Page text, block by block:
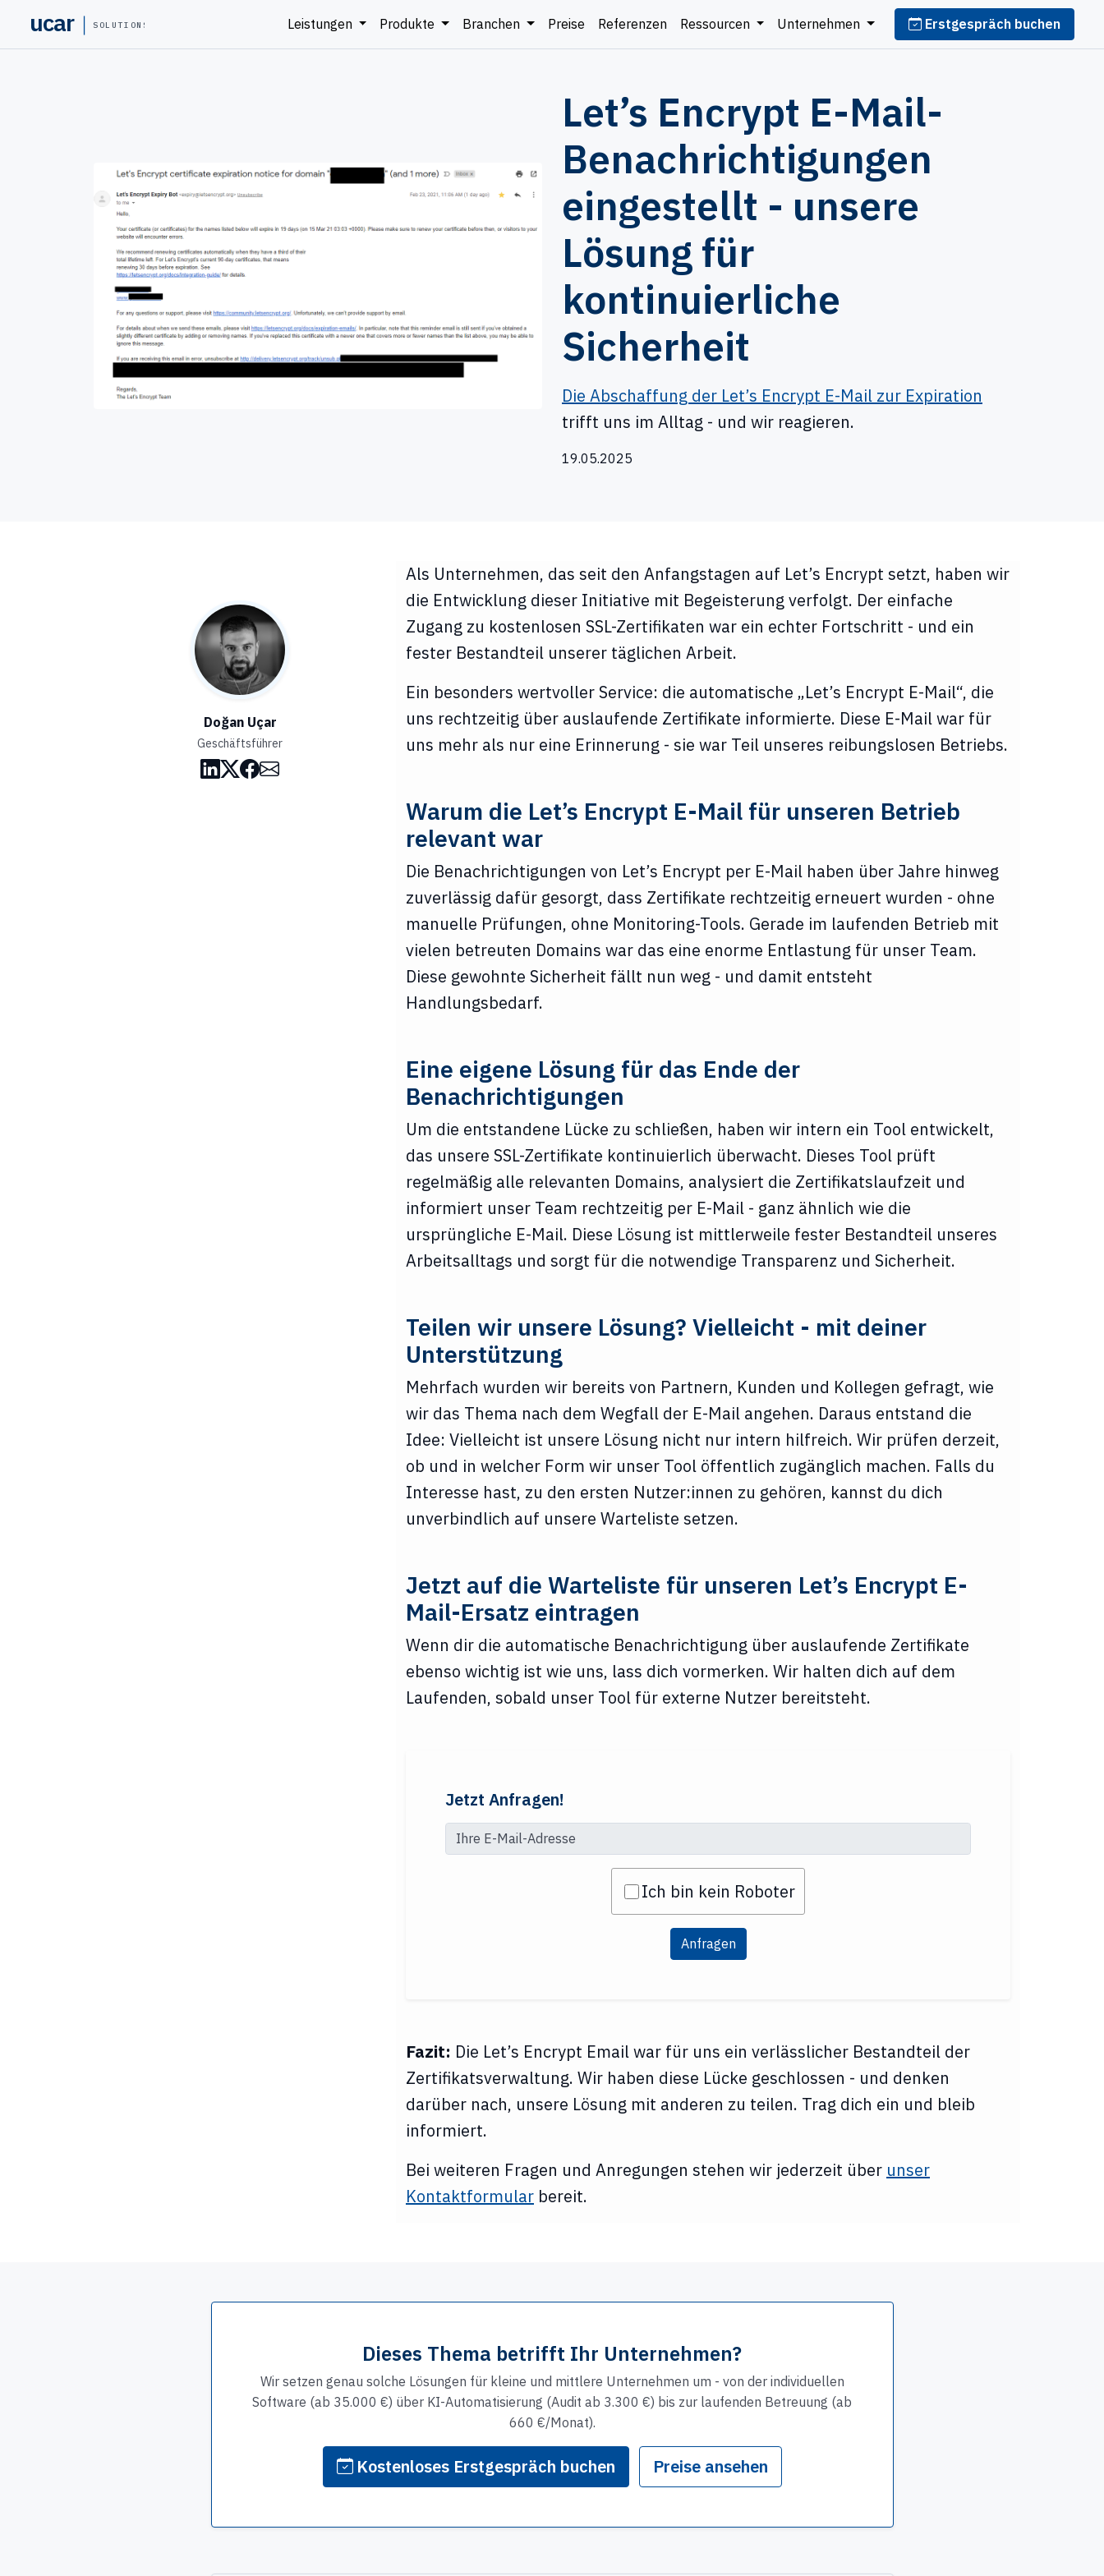
ucar SOLUTIONS Leistungen Produkte Branchen Preise Referenzen Ressourcen Unternehmen Erstgespräch buchen
Let’s Encrypt E-Mail-
Benachrichtigungen
eingestellt - unsere
Lösung für
kontinuierliche
Sicherheit
Die Abschaffung der Let’s Encrypt E-Mail zur Expiration
trifft uns im Alltag - und wir reagieren.
19.05.2025
Doğan Uçar
Geschäftsführer
Als Unternehmen, das seit den Anfangstagen auf Let’s Encrypt setzt, haben wir
die Entwicklung dieser Initiative mit Begeisterung verfolgt. Der einfache
Zugang zu kostenlosen SSL-Zertifikaten war ein echter Fortschritt - und ein
fester Bestandteil unserer täglichen Arbeit.
Ein besonders wertvoller Service: die automatische „Let’s Encrypt E-Mail“, die
uns rechtzeitig über auslaufende Zertifikate informierte. Diese E-Mail war für
uns mehr als nur eine Erinnerung - sie war Teil unseres reibungslosen Betriebs.
Warum die Let’s Encrypt E-Mail für unseren Betrieb
relevant war
Die Benachrichtigungen von Let’s Encrypt per E-Mail haben über Jahre hinweg
zuverlässig dafür gesorgt, dass Zertifikate rechtzeitig erneuert wurden - ohne
manuelle Prüfungen, ohne Monitoring-Tools. Gerade im laufenden Betrieb mit
vielen betreuten Domains war das eine enorme Entlastung für unser Team.
Diese gewohnte Sicherheit fällt nun weg - und damit entsteht
Handlungsbedarf.
Eine eigene Lösung für das Ende der
Benachrichtigungen
Um die entstandene Lücke zu schließen, haben wir intern ein Tool entwickelt,
das unsere SSL-Zertifikate kontinuierlich überwacht. Dieses Tool prüft
regelmäßig alle relevanten Domains, analysiert die Zertifikatslaufzeit und
informiert unser Team rechtzeitig per E-Mail - ganz ähnlich wie die
ursprüngliche E-Mail. Diese Lösung ist mittlerweile fester Bestandteil unseres
Arbeitsalltags und sorgt für die notwendige Transparenz und Sicherheit.
Teilen wir unsere Lösung? Vielleicht - mit deiner
Unterstützung
Mehrfach wurden wir bereits von Partnern, Kunden und Kollegen gefragt, wie
wir das Thema nach dem Wegfall der E-Mail angehen. Daraus entstand die
Idee: Vielleicht ist unsere Lösung nicht nur intern hilfreich. Wir prüfen derzeit,
ob und in welcher Form wir unser Tool öffentlich zugänglich machen. Falls du
Interesse hast, zu den ersten Nutzer:innen zu gehören, kannst du dich
unverbindlich auf unsere Warteliste setzen.
Jetzt auf die Warteliste für unseren Let’s Encrypt E-
Mail-Ersatz eintragen
Wenn dir die automatische Benachrichtigung über auslaufende Zertifikate
ebenso wichtig ist wie uns, lass dich vormerken. Wir halten dich auf dem
Laufenden, sobald unser Tool für externe Nutzer bereitsteht.
Jetzt Anfragen!
Ich bin kein Roboter
Anfragen
Fazit: Die Let’s Encrypt Email war für uns ein verlässlicher Bestandteil der
Zertifikatsverwaltung. Wir haben diese Lücke geschlossen - und denken
darüber nach, unsere Lösung mit anderen zu teilen. Trag dich ein und bleib
informiert.
Bei weiteren Fragen und Anregungen stehen wir jederzeit über unser
Kontaktformular bereit.
Dieses Thema betrifft Ihr Unternehmen?
Wir setzen genau solche Lösungen für kleine und mittlere Unternehmen um - von der individuellen
Software (ab 35.000 €) über KI-Automatisierung (Audit ab 3.300 €) bis zur laufenden Betreuung (ab
660 €/Monat).
Kostenloses Erstgespräch buchen Preise ansehen